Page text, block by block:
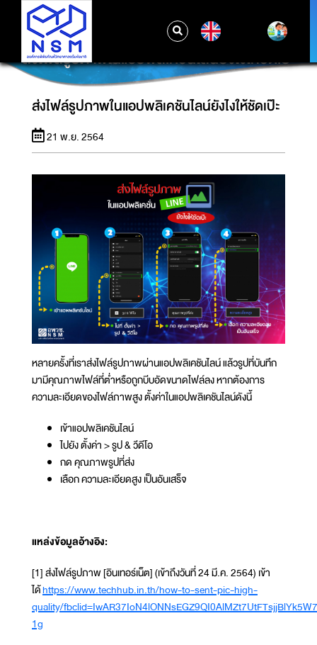
ส่งไฟล์รูปภาพในแอปพลิเคชันไลน์ยังไงให้ชัดเป๊ะ
ส่งไฟล์รูปภาพในแอปพลิเคชันไลน์ยังไงให้ชัดเป๊ะ
21 พ.ย. 2564
หลายครั้งที่เราส่งไฟล์รูปภาพผ่านแอปพลิเคชันไลน์ แล้วรูปที่บันทึก
มามีคุณภาพไฟล์ที่ต่ำหรือถูกบีบอัดขนาดไฟล์ลง หากต้องการ
ความละเอียดของไฟล์ภาพสูง ตั้งค่าในแอปพลิเคชันไลน์ดังนี้
เข้าแอปพลิเคชันไลน์
ไปยัง ตั้งค่า > รูป & วีดีโอ
กด คุณภาพรูปที่ส่ง
เลือก ความละเอียดสูง เป็นอันเสร็จ
แหล่งข้อมูลอ้างอิง:
[1] ส่งไฟล์รูปภาพ [อินเทอร์เน็ต] (เข้าถึงวันที่ 24 มี.ค. 2564) เข้า
ได้https://www.techhub.in.th/how-to-sent-pic-high-
quality/
1g